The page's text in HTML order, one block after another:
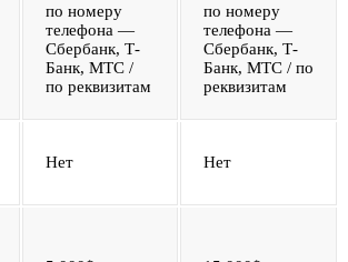
по номеру
телефона —
Сбербанк, Т-
Банк, МТС /
по реквизитам
по номеру
телефона —
Сбербанк, Т-
Банк, МТС / по
реквизитам
Нет Нет